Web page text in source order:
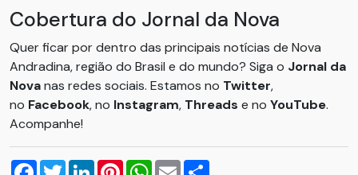
Cobertura do Jornal da Nova
Quer ficar por dentro das principais notícias de Nova
Andradina, região do Brasil e do mundo? Siga o Jornal da
Novanas redes sociais. Estamos no Twitter,
no Facebook, no Instagram, Threads e no YouTube.
Acompanhe!
Facebook
TwitterLinkedInPinterestWhatsApp
Email